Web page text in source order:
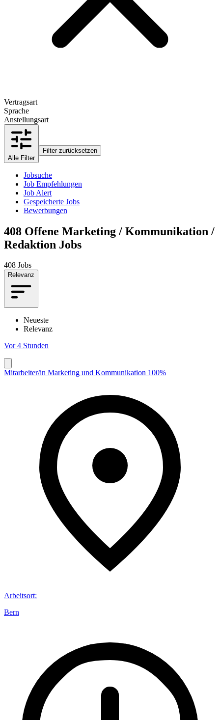
Vertragsart
Sprache
Anstellungsart
Alle Filter
Filter zurücksetzen
Jobsuche
Job Empfehlungen
Job Alert
Gespeicherte Jobs
Bewerbungen
408 Offene Marketing / Kommunikation /
Redaktion Jobs
408 Jobs
Relevanz
Neueste
Relevanz
Vor 4 Stunden
Mitarbeiter/in Marketing und Kommunikation 100%
Arbeitsort:
Bern